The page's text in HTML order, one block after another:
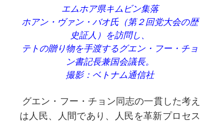
エムホア県キムビン集落
ホアン・ヴァン・バオ氏（第２回党大会の歴
史証人）を訪問し、
テトの贈り物を手渡するグエン・フー・チョ
ン書記長兼国会議長。
撮影：ベトナム通信社
グエン・フー・チョン同志の一貫した考え
は人民、人間であり、人民を革新プロセス